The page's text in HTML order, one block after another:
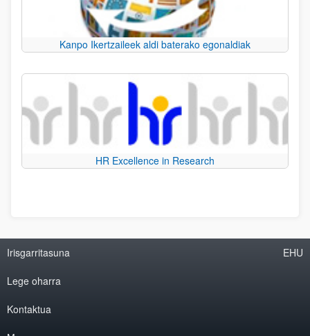
Kanpo Ikertzaileek aldi baterako egonaldiak
HR Excellence in Research
Irisgarritasuna
Lege oharra
Kontaktua
EHU